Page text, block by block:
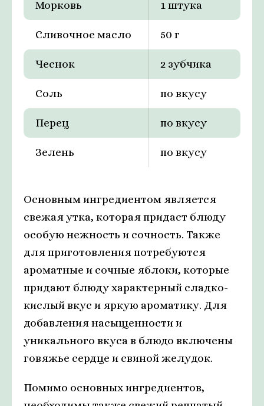
Морковь 1 штука
Сливочное масло 50 г
Чеснок 2 зубчика
Соль по вкусу
Перец по вкусу
Зелень по вкусу
Основным ингредиентом является
свежая утка, которая придаст блюду
особую нежность и сочность. Также
для приготовления потребуются
ароматные и сочные яблоки, которые
придают блюду характерный сладко-
кислый вкус и яркую ароматику. Для
добавления насыщенности и
уникального вкуса в блюдо включены
говяжье сердце и свиной желудок.
Помимо основных ингредиентов,